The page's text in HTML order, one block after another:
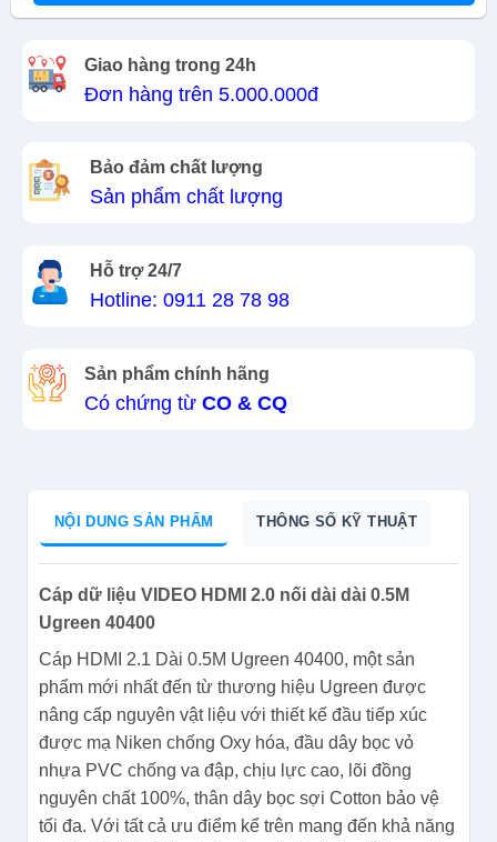
Giao hàng trong 24h
Đơn hàng trên 5.000.000đ
Bảo đảm chất lượng
Sản phẩm chất lượng
Hỗ trợ 24/7
Hotline: 0911 28 78 98
Sản phẩm chính hãng
Có chứng từ CO & CQ
NỘI DUNG SẢN PHẨM THÔNG SỐ KỸ THUẬT
Cáp dữ liệu VIDEO HDMI 2.0 nối dài dài 0.5M
Ugreen 40400
Cáp HDMI 2.1 Dài 0.5M Ugreen 40400, một sản
phẩm mới nhất đến từ thương hiệu Ugreen được
nâng cấp nguyên vật liệu với thiết kế đầu tiếp xúc
được mạ Niken chống Oxy hóa, đầu dây bọc vỏ
nhựa PVC chống va đập, chịu lực cao, lõi đồng
nguyên chất 100%, thân dây bọc sợi Cotton bảo vệ
tối đa. Với tất cả ưu điểm kể trên mang đến khả năng